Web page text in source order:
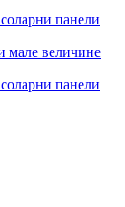
панели
мале величине
панели